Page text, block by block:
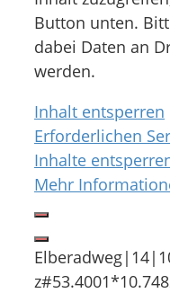
Button unten.
dabei Daten an
werden.
Inhalt entsperren
Erforderlichen
Inhalte
Mehr